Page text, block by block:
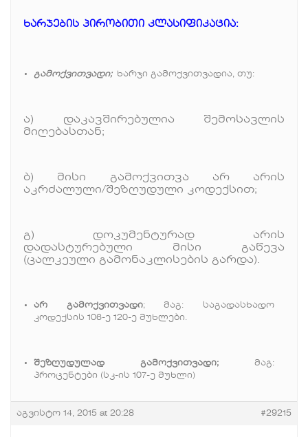
ხარჯების პირობითი კლასიფიკაცია:
გამოქვითვადი;ხარჯი გამოქვითვადია, თუ:
ა) დაკავშირებულია შემოსავლის
მიღებასთან;
ბ) მისი გამოქვითვა არ არის
აკრძალული/შეზღუდული კოდექსით;
გ) დოკუმენტურად არის
დადასტურებული მისი გაწევა
(ცალკეული გამონაკლისების გარდა).
არ გამოქვითვადი; მაგ: საგადასხადო
კოდექსის 106-ე 120-ე მუხლები.
შეზღუდულად გამოქვითვადი; მაგ:
პროცენტები (სკ-ის 107-ე მუხლი)
აგვისტო 14, 2015 at 20:28 #29215